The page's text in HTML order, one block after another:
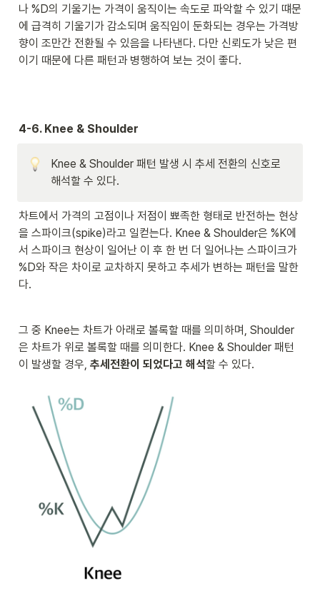
나 %D의 기울기는 가격이 움직이는 속도로 파악할 수 있기 떄문
에 급격히 기울기가 감소되며 움직임이 둔화되는 경우는 가격방
향이 조만간 전환될 수 있음을 나타낸다. 다만 신뢰도가 낮은 편
이기 때문에 다른 패턴과 병행하여 보는 것이 좋다.
4-6. Knee & Shoulder
Knee & Shoulder 패턴 발생 시 추세 전환의 신호로
해석할 수 있다.
차트에서 가격의 고점이나 저점이 뾰족한 형태로 반전하는 현상
을 스파이크(spike)라고 일컫는다. Knee & Shoulder은 %K에
서 스파이크 현상이 일어난 이 후 한 번 더 일어나는 스파이크가
%D와 작은 차이로 교차하지 못하고 추세가 변하는 패턴을 말한
다.
그 중 Knee는 차트가 아래로 볼록할 때를 의미하며, Shoulder
은 차트가 위로 볼록할 때를 의미한다. Knee & Shoulder 패턴
이 발생할 경우, 추세전환이 되었다고 해석할 수 있다.